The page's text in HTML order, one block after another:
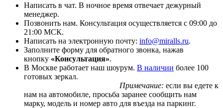
Написать в чат. В ночное время отвечает дежурный
менеджер.
Позвонить нам. Консультация осуществляется с 09:00 до
21:00 МСК.
Написать на электронную почту: info@miralls.ru.
Заполните форму для обратного звонка, нажав
кнопку «Консультация».
В Москве работает наш шоурум. В наличии более 100
готовых зеркал.
Примечание: если вы едете к
нам на автомобиле, просьба заранее сообщить нам
марку, модель и номер авто для въезда на паркинг.